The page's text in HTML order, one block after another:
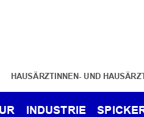
HAUSÄRZTINNEN- UND
INDUSTRIE